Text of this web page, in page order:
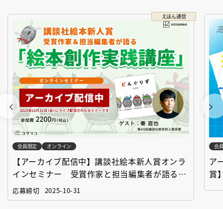
えほん通信
会員限定 オンライン
【アーカイブ配信中】講談社絵本新人賞オンラ
インセミナー 受賞作家と担当編集者が語る
「絵本創作実践講座」
応募締切 2025-10-31
会
ア
賞